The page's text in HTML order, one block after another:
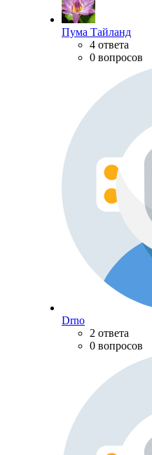
Пума Тайланд
4 ответа
0 вопросов
Drno
2 ответа
0 вопросов